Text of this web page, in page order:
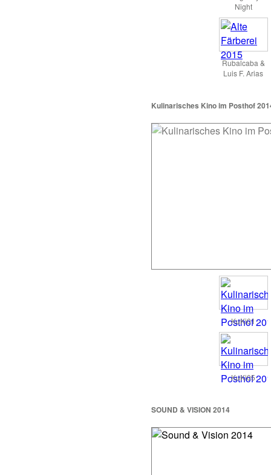
Night
Rubalcaba &
Luis F. Arias
Kulinarisches Kino im Posthof
KuKi01
KuKi05
SOUND & VISION 2014